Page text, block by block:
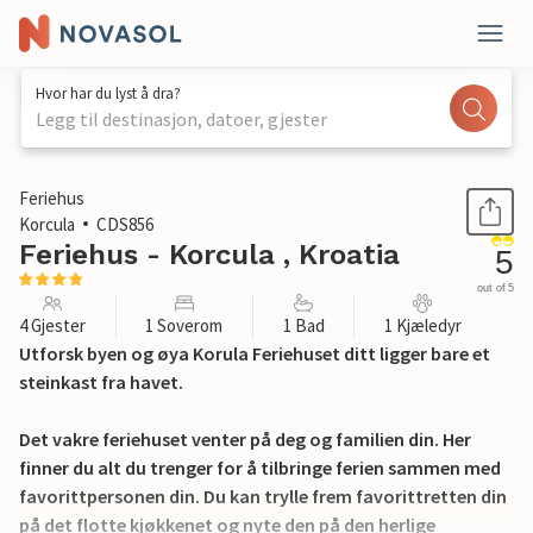
Hvor har du lyst å dra?
Legg til destinasjon, datoer, gjester
1 / 24
Feriehus
Korcula
CDS856
Feriehus - Korcula , Kroatia 5
out of 5
4 Gjester 1 Soverom 1 Bad 1 Kjæledyr
Utforsk byen og øya Korula Feriehuset ditt ligger bare et
steinkast fra havet.
Det vakre feriehuset venter på deg og familien din. Her
finner du alt du trenger for å tilbringe ferien sammen med
favorittpersonen din. Du kan trylle frem favorittretten din
på det flotte kjøkkenet og nyte den på den herlige